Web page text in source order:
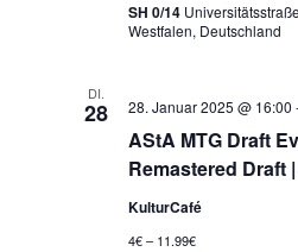
SH 0/14
Westfalen, Deutschland
DI.
28
AStA MTG Draft
Remastered Draft
28. Januar 2025 @ 16:00
KulturCafé
4€ – 11.99€